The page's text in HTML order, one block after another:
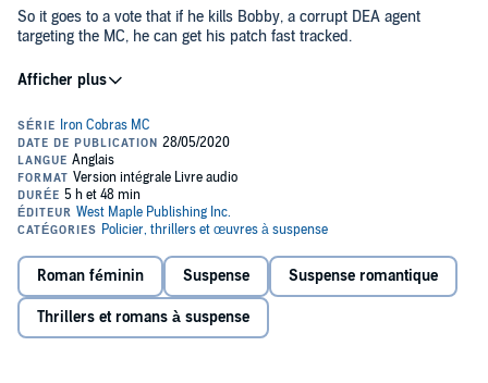
So it goes to a vote that if he kills Bobby, a corrupt DEA agent
targeting the MC, he can get his patch fast tracked.
Garrett needs more motivation then that so he looks into the DEA
got probation.
But when he starts talking to the woman it changes everything and
not only puts his life in danger but her's too.
©2020 West Maple Publishing, Inc. (P)2020 West Maple Publishing,
Roman féminin
Suspense Suspense romantique
Thrillers et romans à suspense